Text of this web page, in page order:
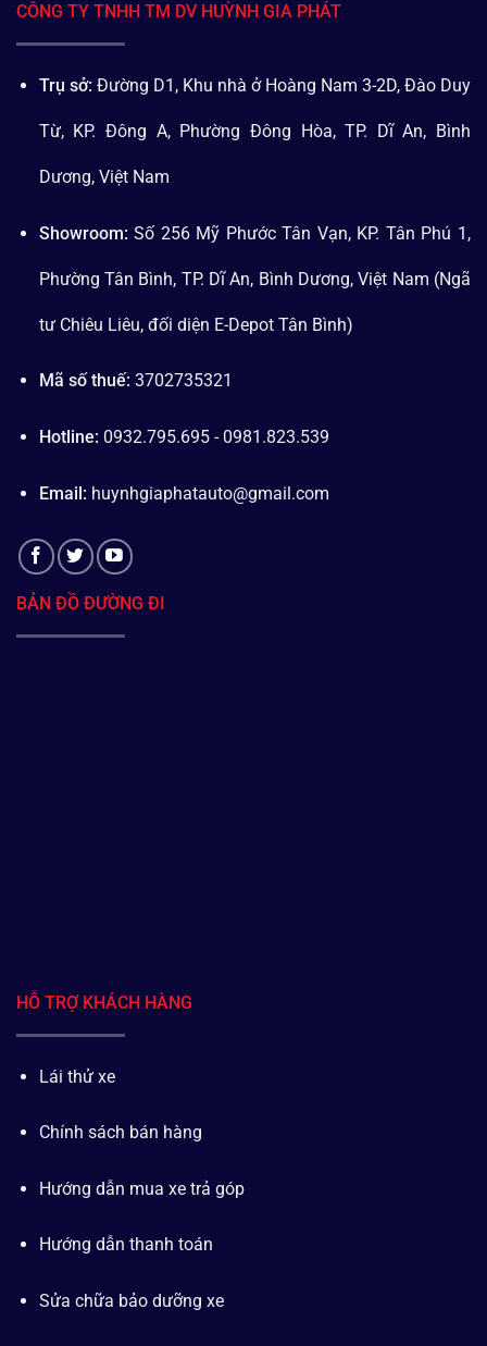
CÔNG TY TNHH TM DV HUỲNH GIA PHÁT
Trụ sở: Đường D1, Khu nhà ở Hoàng Nam 3-2D, Đào Duy
Từ, KP. Đông A, Phường Đông Hòa, TP. Dĩ An, Bình
Dương, Việt Nam
Showroom: Số 256 Mỹ Phước Tân Vạn, KP. Tân Phú 1,
Phường Tân Bình, TP. Dĩ An, Bình Dương, Việt Nam (Ngã
tư Chiêu Liêu, đối diện E-Depot Tân Bình)
Mã số thuế: 3702735321
Hotline: 0932.795.695 - 0981.823.539
Email: huynhgiaphatauto@gmail.com
BẢN ĐỒ ĐƯỜNG ĐI
HỖ TRỢ KHÁCH HÀNG
Lái thử xe
Chính sách bán hàng
Hướng dẫn mua xe trả góp
Hướng dẫn thanh toán
Sửa chữa bảo dưỡng xe